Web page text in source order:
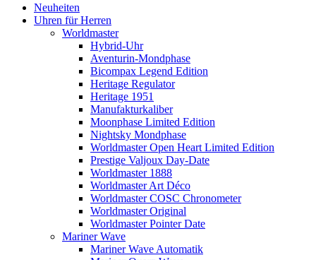
Neuheiten
Uhren für Herren
Worldmaster
Hybrid-Uhr
Aventurin-Mondphase
Bicompax Legend Edition
Heritage Regulator
Heritage 1951
Manufakturkaliber
Moonphase Limited Edition
Nightsky Mondphase
Worldmaster Open Heart Limited Edition
Prestige Valjoux Day-Date
Worldmaster 1888
Worldmaster Art Déco
Worldmaster COSC Chronometer
Worldmaster Original
Worldmaster Pointer Date
Mariner Wave
Mariner Wave Automatik